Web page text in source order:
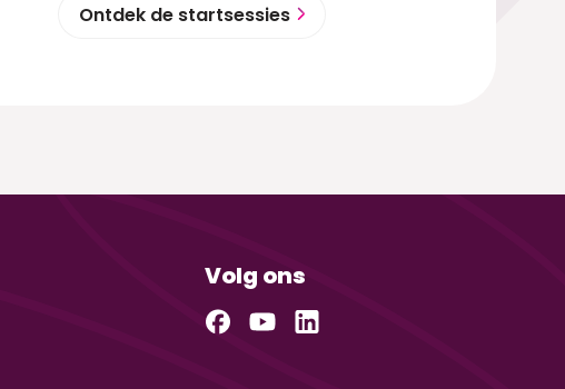
Ontdek de startsessies
Volg ons